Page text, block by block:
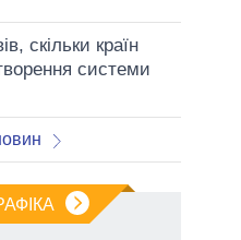
скільки країн
системи